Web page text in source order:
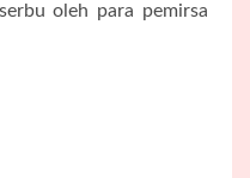
oleh para pemirsa